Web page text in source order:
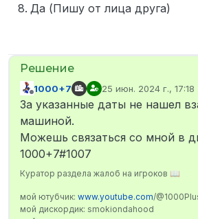
Да (Пишу от лица друга)
Не в сети
1000+7 25 июн. 2024 г., 17:18
отредактировано
За указанные даты не нашел
машиной.
Можешь связаться со мной в
1000+7#1007
Куратор раздела жалоб на игроков 📖
мой ютубчик: www.youtube.com/
мой дискордик: smokiondahood